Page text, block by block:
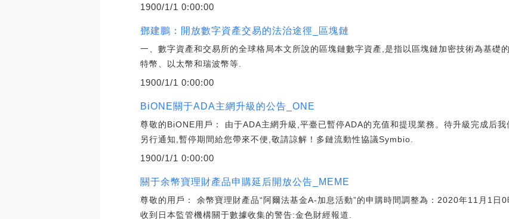
1900/1/1 0:00:00
鄧建鵬：開放數字資產交易的法治途徑_區塊鏈
一、數字資產和交易所的全球格局本文所說的區塊鏈數字資產,是指以區塊鏈加密技術為基礎
特幣、以太幣和瑞波幣等.
1900/1/1 0:00:00
BiONE關于ADA主網升級的公告_ONE
尊敬的BiONE用戶： 由于ADA主網升級,平臺已暫停ADA的充值和提現業務。待升級完成后
另行通知,暫停期間給您帶來不便,敬請諒解！多鏈流動性協議Symbio.
1900/1/1 0:00:00
關于余幣寶理財產品申購延后開放公告_MEME
尊敬的用戶： 余幣寶理財產品“阿爾法基金A-加息活動”的申購時間調整為：2020年11月1
收到日本監管機構關于數據收集的警告:金色財經報道.